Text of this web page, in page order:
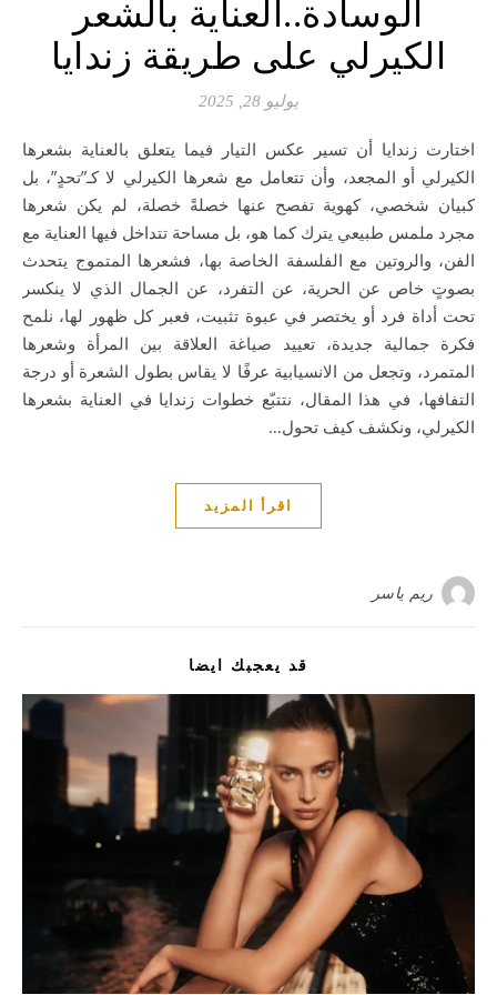
الوسادة..العناية بالشعر
الكيرلي على طريقة زندايا
يوليو 28, 2025
اختارت زندايا أن تسير عكس التيار فيما يتعلق بالعناية بشعرها
الكيرلي أو المجعد، وأن تتعامل مع شعرها الكيرلي لا كـ”تحدٍ”، بل
كبيان شخصي، كهوية تفصح عنها خصلةً خصلة، لم يكن شعرها
مجرد ملمس طبيعي يترك كما هو، بل مساحة تتداخل فيها العناية مع
الفن، والروتين مع الفلسفة الخاصة بها، فشعرها المتموج يتحدث
بصوتٍ خاص عن الحرية، عن التفرد، عن الجمال الذي لا ينكسر
تحت أداة فرد أو يختصر في عبوة تثبيت، فعبر كل ظهور لها، نلمح
فكرة جمالية جديدة، تعييد صياغة العلاقة بين المرأة وشعرها
المتمرد، وتجعل من الانسيابية عرفًا لا يقاس بطول الشعرة أو درجة
التفافها، في هذا المقال، نتتبّع خطوات زندايا في العناية بشعرها
الكيرلي، ونكشف كيف تحول…
اقرأ المزيد
ريم ياسر
قد يعجبك ايضا